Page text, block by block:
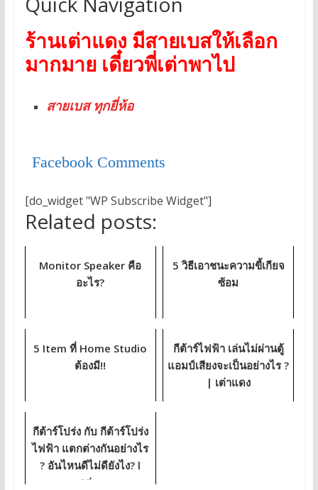
ร้านเต่าแดง มีสายเบสให้เลือก
มากมาย เดี๋ยวพี่เต่าพาไป
สายเบส ทุกยี่ห้อ
Facebook Comments
[do_widget "WP Subscribe Widget"]
Related posts:
Monitor Speaker คือ
อะไร?
5 วิธีเอาชนะความขี้เกียจ
ซ้อม
5 Item ที่ Home Studio
ต้องมี!!
กีต้าร์ไฟฟ้า เล่นไม่ผ่านตู้
แอมป์เสียงจะเป็นอย่างไร ?
| เต่าแดง
กีต้าร์โปร่ง กับ กีต้าร์โปร่ง
ไฟฟ้า แตกต่างกันอย่างไร
? อันไหนดีไม่ดียังไง? l
เต่...